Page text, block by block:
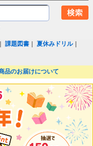
｜課題図書 ｜夏休みドリル｜
品のお届けについて